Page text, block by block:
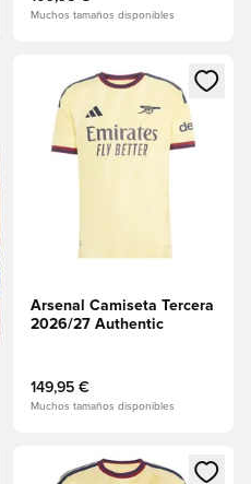
Muchos tamaños disponibles
Abre un modal para iniciar
Arsenal Camiseta Tercera
2026/27 Authentic
149,95 €
Muchos tamaños disponibles
o registrarse como
Abre un modal para iniciar